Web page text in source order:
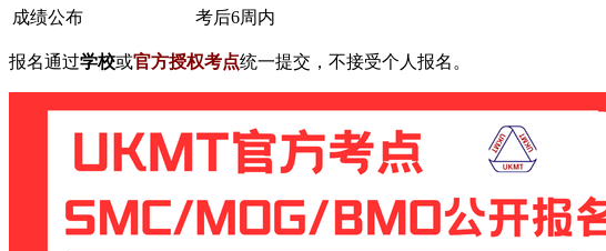
成绩公布
考后6周内
报名通过学校或官方授权考点统一提交，不接受个人报名。